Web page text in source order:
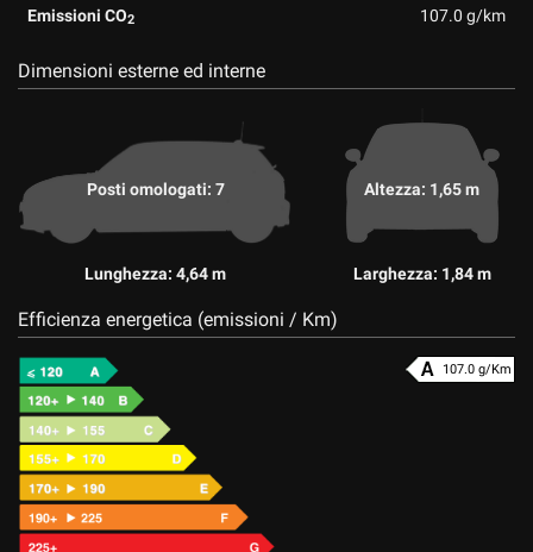
Emissioni CO2 107.0 g/km
Dimensioni esterne ed interne
Posti omologati: 7
Lunghezza: 4,64 m
Altezza: 1,65 m
Larghezza: 1,84 m
Efficienza energetica (emissioni / Km)
107.0 g/Km